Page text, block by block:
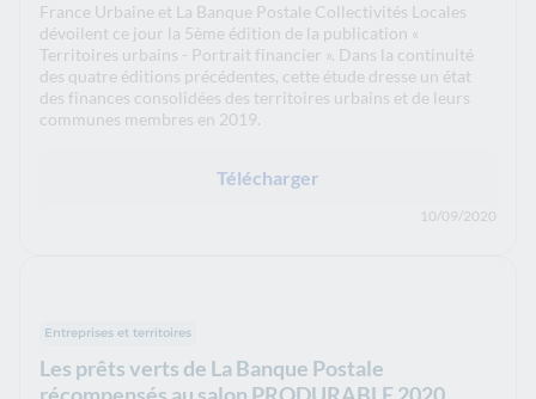
France Urbaine et La Banque Postale Collectivités Locales
dévoilent ce jour la 5ème édition de la publication «
Territoires urbains - Portrait financier ». Dans la continuité
des quatre éditions précédentes, cette étude dresse un état
des finances consolidées des territoires urbains et de leurs
communes membres en 2019.
Télécharger
10/09/2020
Entreprises et territoires
Les prêts verts de La Banque Postale